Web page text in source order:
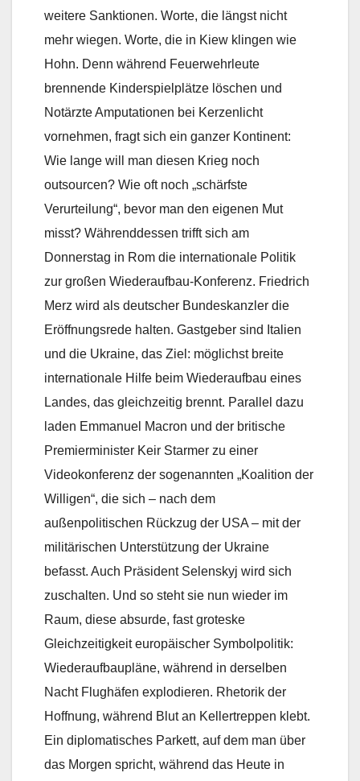
weitere Sanktionen. Worte, die längst nicht
mehr wiegen. Worte, die in Kiew klingen wie
Hohn. Denn während Feuerwehrleute
brennende Kinderspielplätze löschen und
Notärzte Amputationen bei Kerzenlicht
vornehmen, fragt sich ein ganzer Kontinent:
Wie lange will man diesen Krieg noch
outsourcen? Wie oft noch „schärfste
Verurteilung“, bevor man den eigenen Mut
misst? Währenddessen trifft sich am
Donnerstag in Rom die internationale Politik
zur großen Wiederaufbau-Konferenz. Friedrich
Merz wird als deutscher Bundeskanzler die
Eröffnungsrede halten. Gastgeber sind Italien
und die Ukraine, das Ziel: möglichst breite
internationale Hilfe beim Wiederaufbau eines
Landes, das gleichzeitig brennt. Parallel dazu
laden Emmanuel Macron und der britische
Premierminister Keir Starmer zu einer
Videokonferenz der sogenannten „Koalition der
Willigen“, die sich – nach dem
außenpolitischen Rückzug der USA – mit der
militärischen Unterstützung der Ukraine
befasst. Auch Präsident Selenskyj wird sich
zuschalten. Und so steht sie nun wieder im
Raum, diese absurde, fast groteske
Gleichzeitigkeit europäischer Symbolpolitik:
Wiederaufbaupläne, während in derselben
Nacht Flughäfen explodieren. Rhetorik der
Hoffnung, während Blut an Kellertreppen klebt.
Ein diplomatisches Parkett, auf dem man über
das Morgen spricht, während das Heute in